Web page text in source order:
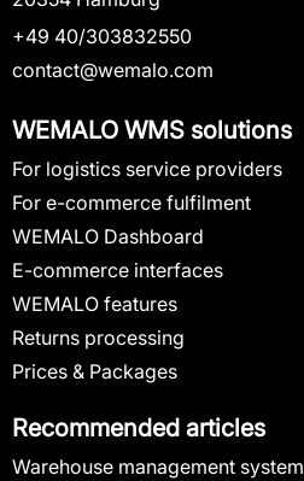
+49 40/303832550
contact@wemalo.com
WEMALO WMS solutions
For logistics service providers
For e-commerce fulfilment
WEMALO Dashboard
E-commerce interfaces
WEMALO features
Returns processing
Prices & Packages
Recommended articles
Warehouse management system